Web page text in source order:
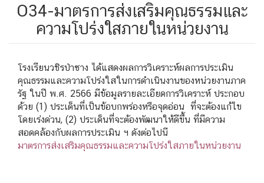
O34-มาตรการส่งเสริมคุณธรรมและ
ความโปร่งใสภายในหน่วยงาน
โรงเรียนวชิรป่าซาง ได้แสดงผลการวิเคราะห์ผลการประเมิน
คุณธรรมและความโปร่งใสในการดำเนินงานของหน่วยงานภาค
รัฐ ในปี พ.ศ. 2566 มีข้อมูลรายละเอียดการวิเคราะห์ ประกอบ
ด้วย (1) ประเด็นที่เป็นข้อบกพร่องหรือจุดอ่อน ที่จะต้องแก้ไข
โดยเร่งด่วน, (2) ประเด็นที่จะต้องพัฒนาให้ดีขึ้น ที่มีความ
สอดคล้องกับผลการประเมิน ฯ ดังต่อไปนี
มาตรการส่งเสริมคุณธรรมและความโปร่งใสภายในหน่วยงาน